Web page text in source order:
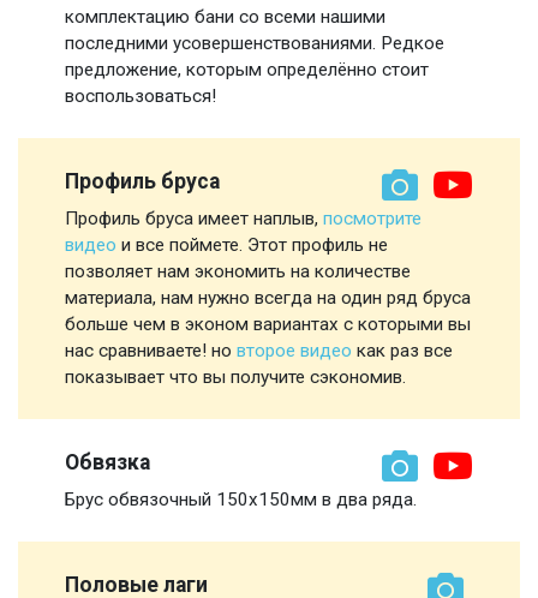
комплектацию бани со всеми нашими
последними усовершенствованиями. Редкое
предложение, которым определённо стоит
воспользоваться!
Профиль бруса
Профиль бруса имеет наплыв, посмотрите
видео и все поймете. Этот профиль не
позволяет нам экономить на количестве
материала, нам нужно всегда на один ряд бруса
больше чем в эконом вариантах с которыми вы
нас сравниваете! но второе видео как раз все
показывает что вы получите сэкономив.
Обвязка
Брус обвязочный 150х150мм в два ряда.
Половые лаги